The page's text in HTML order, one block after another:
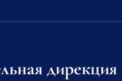
дирекция